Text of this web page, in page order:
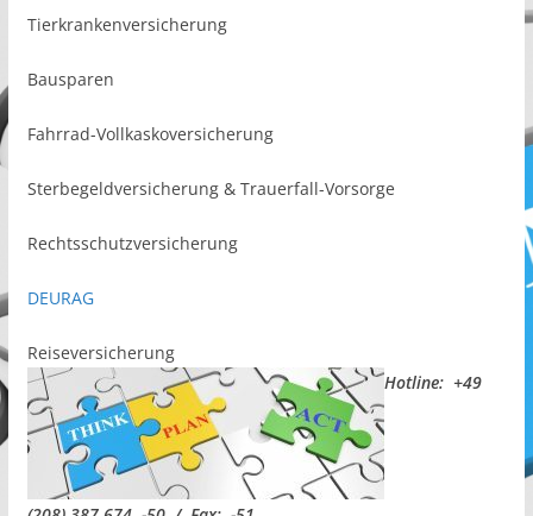
Tierkrankenversicherung
Bausparen
Fahrrad-Vollkaskoversicherung
Sterbegeldversicherung & Trauerfall-Vorsorge
Rechtsschutzversicherung
DEURAG
Reiseversicherung
Hotline: +49